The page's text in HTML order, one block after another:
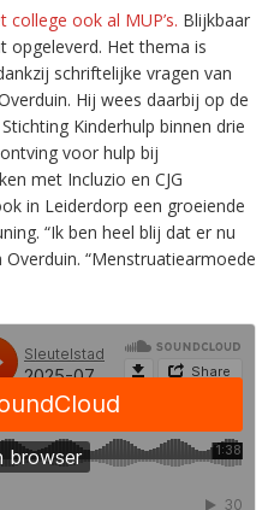
ook al MUP’s. Blijkbaar
opgeleverd. Het thema is
schriftelijke vragen van
Hij wees daarbij op de
Kinderhulp binnen drie
voor hulp bij
met Incluzio en CJG
in Leiderdorp een groeiende
“Ik ben heel blij dat er nu
“Menstruatiearmoede